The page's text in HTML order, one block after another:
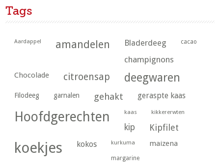
Tags
Aardappel amandelen Bladerdeeg cacao
champignons
Chocolade citroensap deegwaren
Filodeeg garnalen gehakt geraspte kaas
Hoofdgerechten kaas kikkererwten
kip Kipfilet
koekjes kokos kurkuma maizena
margarine